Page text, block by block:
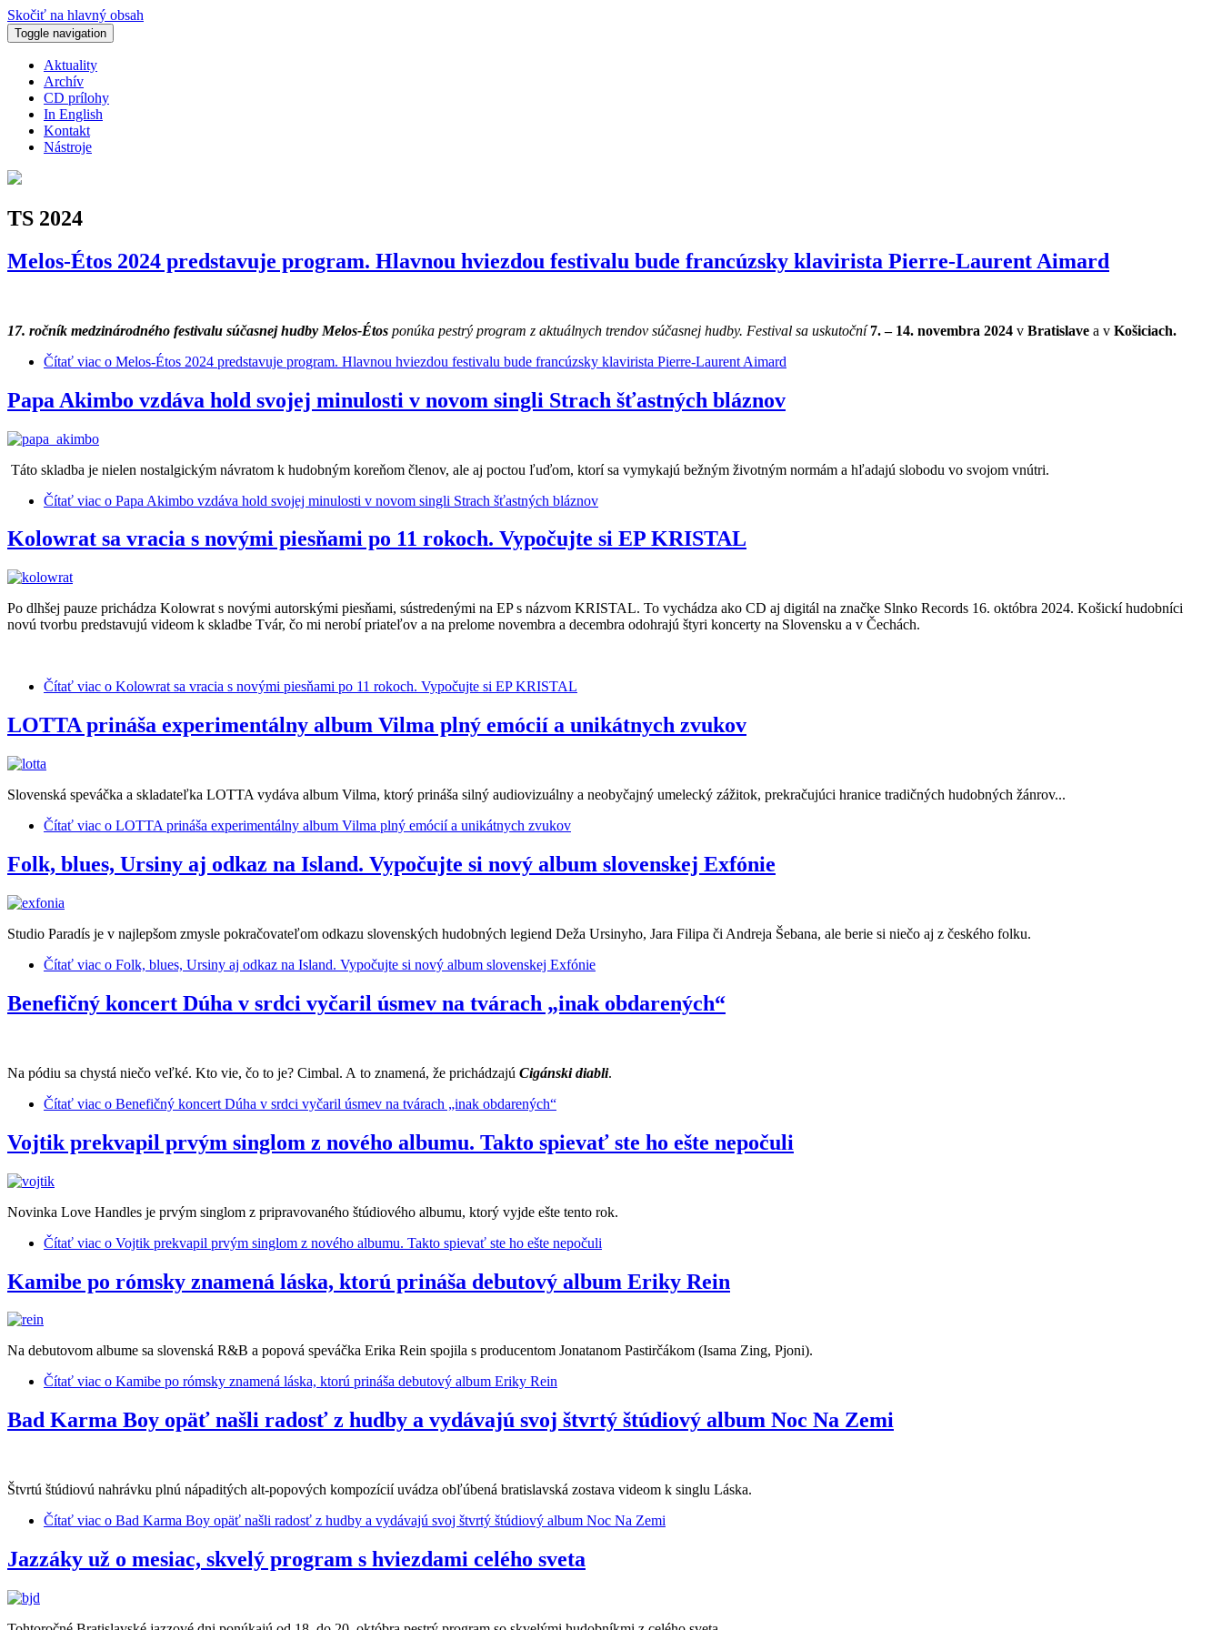
Skočiť na hlavný obsah
Toggle navigation
Aktuality
Archív
CD prílohy
In English
Kontakt
Nástroje
TS 2024
Melos-Étos 2024 predstavuje program. Hlavnou hviezdou festivalu bude francúzsky klavirista Pierre-Laurent Aimard
17. ročník medzinárodného festivalu súčasnej hudby Melos-Étos ponúka pestrý program z aktuálnych trendov súčasnej hudby. Festival sa uskutoční7. – 14. novembra 2024 v Bratislave a v Košiciach.
Čítať viac o Melos-Étos 2024 predstavuje program. Hlavnou hviezdou festivalu bude francúzsky klavirista Pierre-Laurent Aimard
Papa Akimbo vzdáva hold svojej minulosti v novom singli Strach šťastných bláznov
Táto skladba je nielen nostalgickým návratom k hudobným koreňom členov, ale aj poctou ľuďom, ktorí sa vymykajú bežným životným normám a hľadajú slobodu vo svojom vnútri.
Čítať viac o Papa Akimbo vzdáva hold svojej minulosti v novom singli Strach šťastných bláznov
Kolowrat sa vracia s novými piesňami po 11 rokoch. Vypočujte si EP KRISTAL
Po dlhšej pauze prichádza Kolowrat s novými autorskými piesňami, sústredenými na EP s názvom KRISTAL. To vychádza ako CD aj digitál na značke Slnko Records 16. októbra 2024. Košickí hudobníci
novú tvorbu predstavujú videom k skladbe Tvár, čo mi nerobí priateľov a na prelome novembra a decembra odohrajú štyri koncerty na Slovensku a v Čechách.
Čítať viac o Kolowrat sa vracia s novými piesňami po 11 rokoch. Vypočujte si EP KRISTAL
LOTTA prináša experimentálny album Vilma plný emócií a unikátnych zvukov
Slovenská speváčka a skladateľka LOTTA vydáva album Vilma, ktorý prináša silný audiovizuálny a neobyčajný umelecký zážitok, prekračujúci hranice tradičných hudobných žánrov...
Čítať viac o LOTTA prináša experimentálny album Vilma plný emócií a unikátnych zvukov
Folk, blues, Ursiny aj odkaz na Island. Vypočujte si nový album slovenskej Exfónie
Studio Paradís je v najlepšom zmysle pokračovateľom odkazu slovenských hudobných legiend Deža Ursinyho, Jara Filipa či Andreja Šebana, ale berie si niečo aj z českého folku.
Čítať viac o Folk, blues, Ursiny aj odkaz na Island. Vypočujte si nový album slovenskej Exfónie
Benefičný koncert Dúha v srdci vyčaril úsmev na tvárach „inak obdarených“
Na pódiu sa chystá niečo veľké. Kto vie, čo to je? Cimbal. A to znamená, že prichádzajú Cigánski diabli.
Čítať viac o Benefičný koncert Dúha v srdci vyčaril úsmev na tvárach „inak obdarených“
Vojtik prekvapil prvým singlom z nového albumu. Takto spievať ste ho ešte nepočuli
Novinka Love Handles je prvým singlom z pripravovaného štúdiového albumu, ktorý vyjde ešte tento rok.
Čítať viac o Vojtik prekvapil prvým singlom z nového albumu. Takto spievať ste ho ešte nepočuli
Kamibe po rómsky znamená láska, ktorú prináša debutový album Eriky Rein
Na debutovom albume sa slovenská R&B a popová speváčka Erika Rein spojila s producentom Jonatanom Pastirčákom (Isama Zing, Pjoni).
Čítať viac o Kamibe po rómsky znamená láska, ktorú prináša debutový album Eriky Rein
Bad Karma Boy opäť našli radosť z hudby a vydávajú svoj štvrtý štúdiový album Noc Na Zemi
Štvrtú štúdiovú nahrávku plnú nápaditých alt-popových kompozícií uvádza obľúbená bratislavská zostava videom k singlu Láska.
Čítať viac o Bad Karma Boy opäť našli radosť z hudby a vydávajú svoj štvrtý štúdiový album Noc Na Zemi
Jazzáky už o mesiac, skvelý program s hviezdami celého sveta